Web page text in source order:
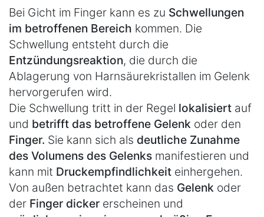
Bei Gicht im Finger kann es zu Schwellungen
im betroffenen Bereich kommen. Die
Schwellung entsteht durch die
Entzündungsreaktion, die durch die
Ablagerung von Harnsäurekristallen im Gelenk
hervorgerufen wird.
Die Schwellung tritt in der Regel lokalisiert auf
und betrifft das betroffene Gelenk oder den
Finger. Sie kann sich als deutliche Zunahme
des Volumens des Gelenks manifestieren und
kann mit Druckempfindlichkeit einhergehen.
Von außen betrachtet kann das Gelenk oder
der Finger dicker erscheinen und